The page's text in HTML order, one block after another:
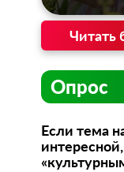
Читать
Опрос
Если тема